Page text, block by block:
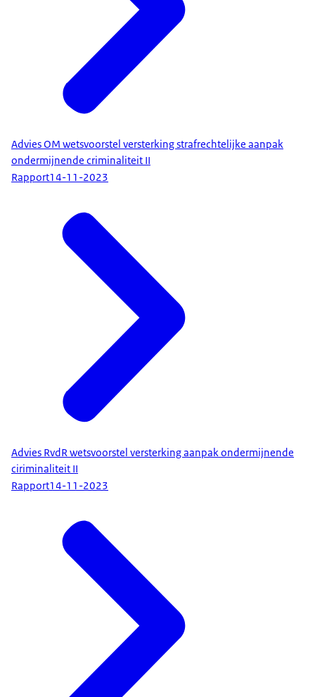
Advies OM wetsvoorstel versterking strafrechtelijke aanpak
ondermijnende criminaliteit II
Rapport14-11-2023
Advies RvdR wetsvoorstel versterking aanpak ondermijnende
ciriminaliteit II
Rapport14-11-2023